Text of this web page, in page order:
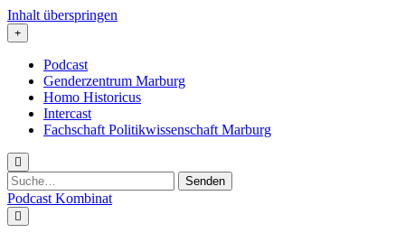
Inhalt überspringen
Podcast
Genderzentrum Marburg
Homo Historicus
Intercast
Fachschaft Politikwissenschaft Marburg
Suchen
nach:
Podcast Kombinat